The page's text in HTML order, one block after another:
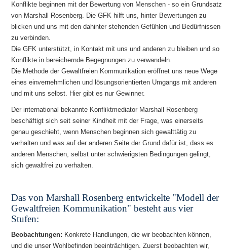
Konflikte beginnen mit der Bewertung von Menschen - so ein Grundsatz
von Marshall Rosenberg. Die GFK hilft uns, hinter Bewertungen zu
blicken und uns mit den dahinter stehenden Gefühlen und Bedürfnissen
zu verbinden.
Die GFK unterstützt, in Kontakt mit uns und anderen zu bleiben und so
Konflikte in bereichernde Begegnungen zu verwandeln.
Die Methode der Gewaltfreien Kommunikation eröffnet uns neue Wege
eines einvernehmlichen und lösungsorientierten Umgangs mit anderen
und mit uns selbst. Hier gibt es nur Gewinner.
Der international bekannte Konfliktmediator Marshall Rosenberg
beschäftigt sich seit seiner Kindheit mit der Frage, was einerseits
genau geschieht, wenn Menschen beginnen sich gewalttätig zu
verhalten und was auf der anderen Seite der Grund dafür ist, dass es
anderen Menschen, selbst unter schwierigsten Bedingungen gelingt,
sich gewaltfrei zu verhalten.
Das von Marshall Rosenberg entwickelte "Modell der
Gewaltfreien Kommunikation" besteht aus vier
Stufen:
Beobachtungen: Konkrete Handlungen, die wir beobachten können,
und die unser Wohlbefinden beeinträchtigen. Zuerst beobachten wir,